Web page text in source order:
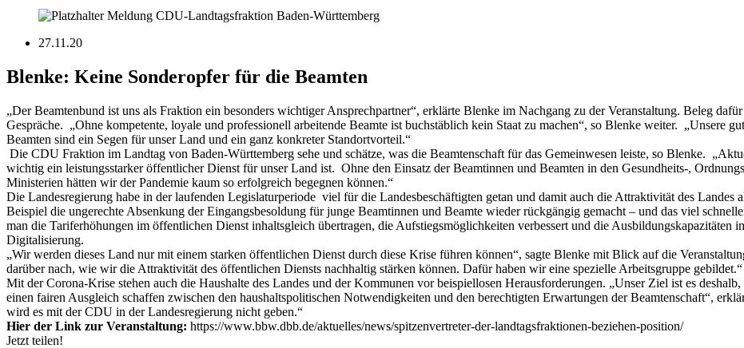
27.11.20
Blenke: Keine Sonderopfer für die Beamten
„Der Beamtenbund ist uns als Fraktion ein besonders wichtiger Ansprechpartner“, erklärte Blenke im Nachgang zu der Veranstaltung. Beleg
Gespräche. „Ohne kompetente, loyale und professionell arbeitende Beamte ist buchstäblich kein Staat zu machen“, so Blenke weiter. „Unsere
Beamten sind ein Segen für unser Land und ein ganz konkreter Standortvorteil.“
Die CDU Fraktion im Landtag von Baden-Württemberg sehe und schätze, was die Beamtenschaft für das Gemeinwesen leiste, so Blenke.
wichtig ein leistungsstarker öffentlicher Dienst für unser Land ist. Ohne den Einsatz der Beamtinnen und Beamten in den Gesundheits-,
Ministerien hätten wir der Pandemie kaum so erfolgreich begegnen können.“
Die Landesregierung habe in der laufenden Legislaturperiode viel für die Landesbeschäftigten getan und damit auch die Attraktivität des Landes
Beispiel die ungerechte Absenkung der Eingangsbesoldung für junge Beamtinnen und Beamte wieder rückgängig gemacht – und das viel
man die Tariferhöhungen im öffentlichen Dienst inhaltsgleich übertragen, die Aufstiegsmöglichkeiten verbessert und die Ausbildungskapazitäten
Digitalisierung.
„Wir werden dieses Land nur mit einem starken öffentlichen Dienst durch diese Krise führen können“, sagte Blenke mit Blick auf die
darüber nach, wie wir die Attraktivität des öffentlichen Diensts nachhaltig stärken können. Dafür haben wir eine spezielle Arbeitsgruppe gebildet.“
Mit der Corona-Krise stehen auch die Haushalte des Landes und der Kommunen vor beispiellosen Herausforderungen. „Unser Ziel ist es
einen fairen Ausgleich schaffen zwischen den haushaltspolitischen Notwendigkeiten und den berechtigten Erwartungen der Beamtenschaft“,
wird es mit der CDU in der Landesregierung nicht geben.“
Hier der Link zur Veranstaltung: https://www.bbw.dbb.de/aktuelles/news/spitzenvertreter-der-landtagsfraktionen-beziehen-position/
Jetzt teilen!